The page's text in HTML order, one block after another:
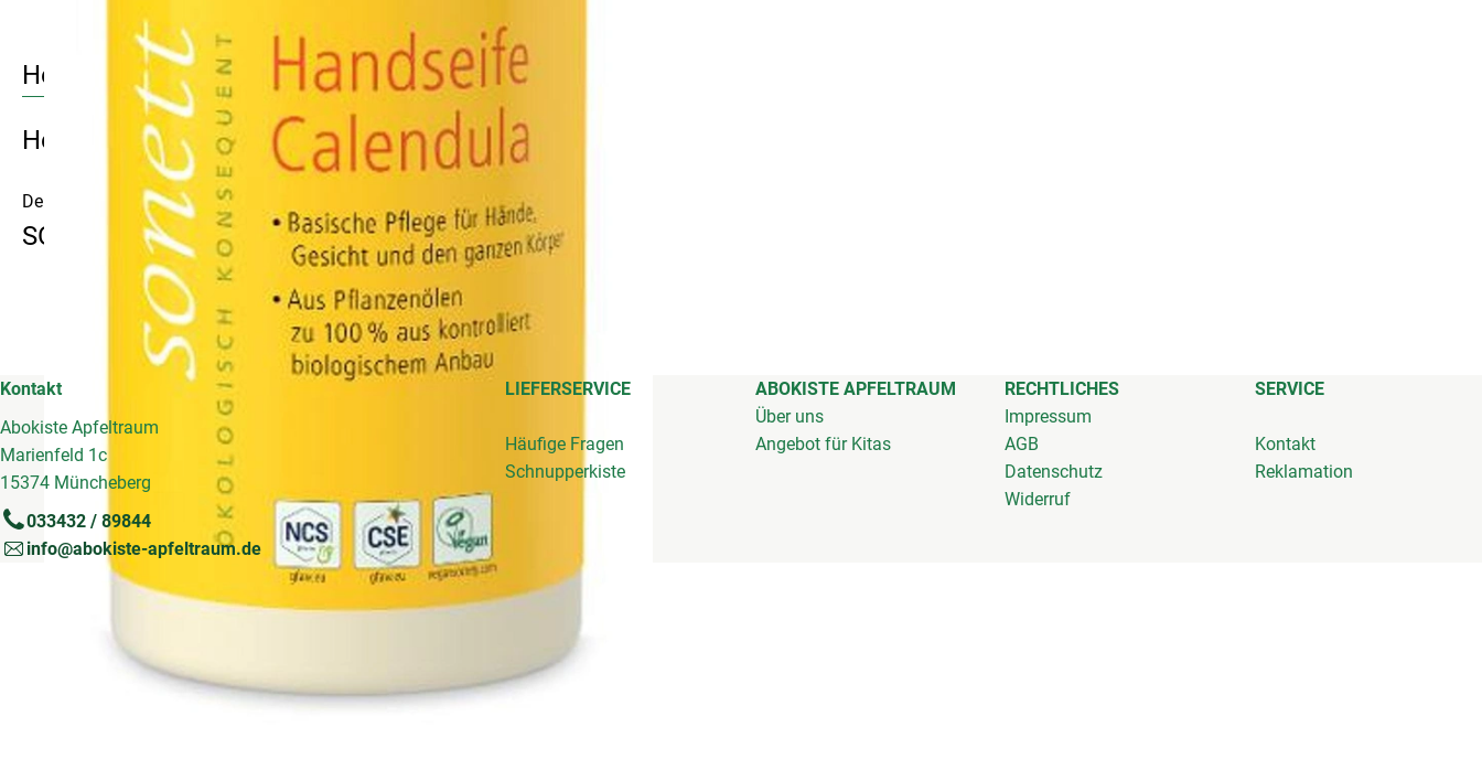
Herkunft
Hersteller: SNT
Deutschland
SONETT
Kontakt
Abokiste Apfeltraum
Marienfeld 1c
15374 Müncheberg
033432 / 89844
info@abokiste-apfeltraum.de
LIEFERSERVICE
Häufige Fragen
Schnupperkiste
ABOKISTE APFELTRAUM
Über uns
Angebot für Kitas
RECHTLICHES
Impressum
AGB
Datenschutz
Widerruf
SERVICE
Kontakt
Reklamation